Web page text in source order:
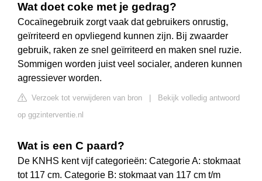
Wat doet coke met je gedrag?
Cocaïnegebruik zorgt vaak dat gebruikers onrustig,
geïrriteerd en opvliegend kunnen zijn. Bij zwaarder
gebruik, raken ze snel geïrriteerd en maken snel ruzie.
Sommigen worden juist veel socialer, anderen kunnen
agressiever worden.
Verzoek tot verwijderen van bron
Bekijk volledig antwoord
op ggzinterventie.nl
Wat is een C paard?
De KNHS kent vijf categorieën: Categorie A: stokmaat
tot 117 cm. Categorie B: stokmaat van 117 cm t/m